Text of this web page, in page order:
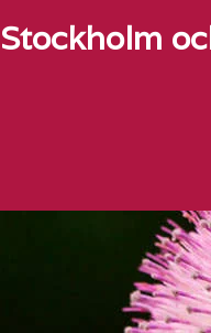
Stockholm